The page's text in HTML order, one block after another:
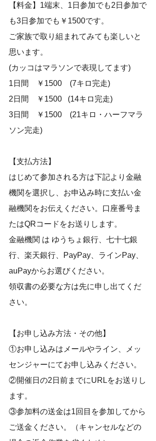
【料金】1端末、1日参加でも2日参加で
も3日参加でも￥1500です。
ご家族で取り組まれてみても楽しいと
思います。
(カッコはマラソンで表現してます)
1日間　￥1500　(7キロ完走)
2日間　￥1500   (14キロ完走)
3日間　￥1500　(21キロ・ハーフマラ
ソン完走)
【支払方法】
はじめて参加される方は下記より金融
機関を選択し、お申込み時に支払い金
融機関をお伝えください。口座番号ま
たはQRコードをお送りします。
金融機関 は ゆうちょ銀行、七十七銀
行、楽天銀行、PayPay、ラインPay、
auPayからお選びください。
領収書の必要な方は先に申し出てくだ
さい。
【お申し込み方法・その他】
①お申し込みはメールやライン、メッ
センジャーにてお申し込みください。
②開催日の2日前までにURLをお送りし
ます。
③参加料の送金は1回目を参加してから
ご送金ください。（キャンセルなどの